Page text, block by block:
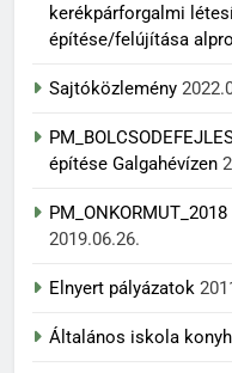
kerékpárforgalmi
építése/felújítása
Sajtóközlemény
építése Galgahévízen
2019.06.26.
Elnyert pályázatok
Általános iskola